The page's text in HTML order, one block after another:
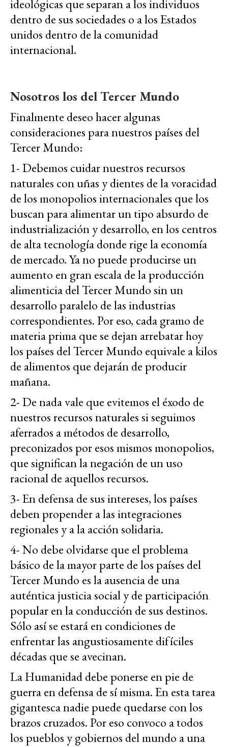
ideológicas que separan a los individuos
dentro de sus sociedades o a los Estados
unidos dentro de la comunidad
internacional.
Nosotros los del Tercer Mundo
Finalmente deseo hacer algunas
consideraciones para nuestros países del
Tercer Mundo:
1- Debemos cuidar nuestros recursos
naturales con uñas y dientes de la voracidad
de los monopolios internacionales que los
buscan para alimentar un tipo absurdo de
industrialización y desarrollo, en los centros
de alta tecnología donde rige la economía
de mercado. Ya no puede producirse un
aumento en gran escala de la producción
alimenticia del Tercer Mundo sin un
desarrollo paralelo de las industrias
correspondientes. Por eso, cada gramo de
materia prima que se dejan arrebatar hoy
los países del Tercer Mundo equivale a kilos
de alimentos que dejarán de producir
mañana.
2- De nada vale que evitemos el éxodo de
nuestros recursos naturales si seguimos
aferrados a métodos de desarrollo,
preconizados por esos mismos monopolios,
que significan la negación de un uso
racional de aquellos recursos.
3- En defensa de sus intereses, los países
deben propender a las integraciones
regionales y a la acción solidaria.
4- No debe olvidarse que el problema
básico de la mayor parte de los países del
Tercer Mundo es la ausencia de una
auténtica justicia social y de participación
popular en la conducción de sus destinos.
Sólo así se estará en condiciones de
enfrentar las angustiosamente difíciles
décadas que se avecinan.
La Humanidad debe ponerse en pie de
guerra en defensa de sí misma. En esta tarea
gigantesca nadie puede quedarse con los
brazos cruzados. Por eso convoco a todos
los pueblos y gobiernos del mundo a una